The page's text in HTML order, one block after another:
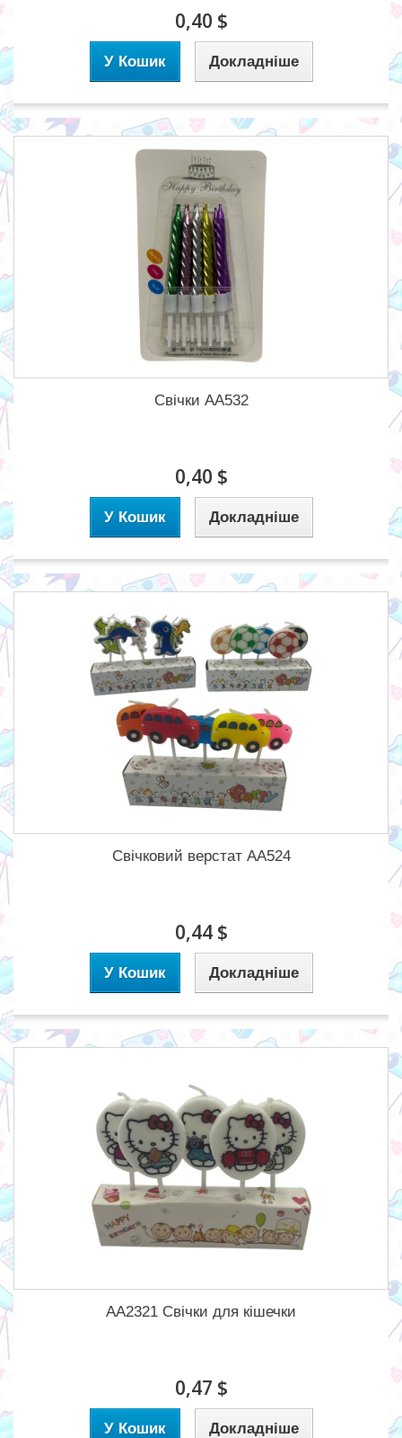
0,40 $
У Кошик Докладніше
Свічки АА532
0,40 $
У Кошик Докладніше
Свічковий верстат АА524
0,44 $
У Кошик Докладніше
АА2321 Свічки для кішечки
0,47 $
У Кошик Докладніше